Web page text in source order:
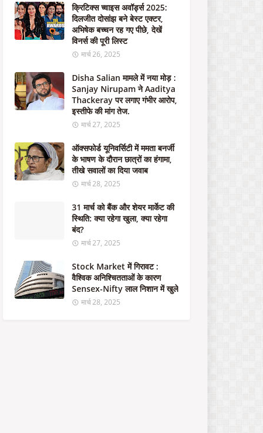
06,
2024
न
फें
स
डी
ल
दी
स
र
का
र
क
रो
ड़
रु
क्रिटिक्स च्वाइस अवॉर्ड्स 2025:
दिलजीत दोसांझ बने बेस्ट एक्टर,
अभिषेक बच्चन रह गए पीछे, देखें
विनर्स की पूरी लिस्ट
मार्च 26, 2025
Disha Salian मामले में नया मोड़ :
Sanjay Nirupam ने Aaditya
Thackeray पर लगाए गंभीर आरोप,
इस्तीफे की मांग तेज.
मार्च 27, 2025
ऑक्सफोर्ड यूनिवर्सिटी में ममता बनर्जी
के भाषण के दौरान छात्रों का हंगामा,
तीखे सवालों का दिया जवाब
मार्च 28, 2025
31 मार्च को बैंक और शेयर मार्केट की
स्थिति: क्या रहेगा खुला, क्या रहेगा
बंद?
मार्च 27, 2025
Stock Market में गिरावट :
वैश्विक अनिश्चितताओं के कारण
Sensex-Nifty लाल निशान में खुले
मार्च 28, 2025